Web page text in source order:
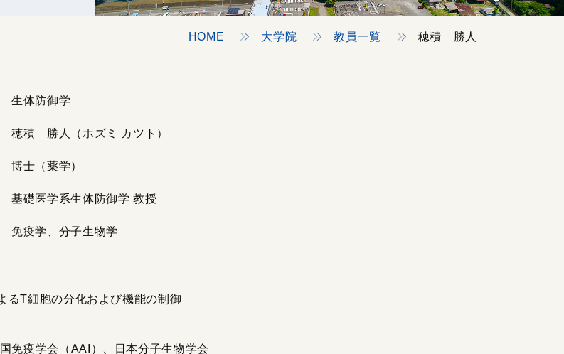
HOME 大学院 教員一覧 穂積 勝人
生体防御学
穂積 勝人（ホズミ カツト）
博士（薬学）
基礎医学系生体防御学 教授
免疫学、分子生物学
るT細胞の分化および機能の制御
免疫学会（AAI）、日本分子生物学会